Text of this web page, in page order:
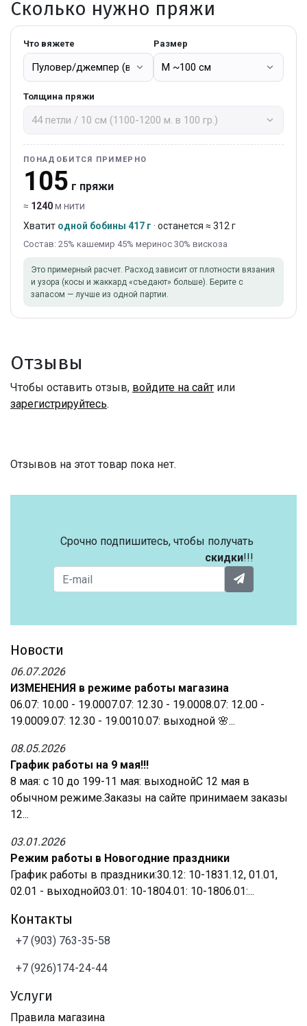
Сколько нужно пряжи
Что вяжете Размер
Толщина пряжи
ПОНАДОБИТСЯ ПРИМЕРНО
105 г пряжи
≈ 1240м нити
Хватит одной бобины 417 г · останется ≈ 312 г
Состав: 25% кашемир 45% меринос 30% вискоза
Это примерный расчет. Расход зависит от плотности вязания
и узора (косы и жаккард «съедают» больше). Берите с
запасом — лучше из одной партии.
Отзывы
Чтобы оставить отзыв, войдите на сайт или
зарегистрируйтесь.
Отзывов на этот товар пока нет.
Срочно подпишитесь, чтобы получать
скидки!!!
Новости
06.07.2026
ИЗМЕНЕНИЯ в режиме работы магазина
06.07: 10.00 - 19.0007.07: 12.30 - 19.0008.07: 12.00 -
19.0009.07: 12.30 - 19.0010.07: выходной 🌸...
08.05.2026
График работы на 9 мая!!!
8 мая: с 10 до 199-11 мая: выходнойС 12 мая в
обычном режиме.Заказы на сайте принимаем заказы
12...
03.01.2026
Режим работы в Новогодние праздники
График работы в праздники:30.12: 10-1831.12, 01.01,
02.01 - выходной03.01: 10-1804.01: 10-1806.01:...
Контакты
+7 (903) 763-35-58
+7 (926)174-24-44
Услуги
Правила магазина